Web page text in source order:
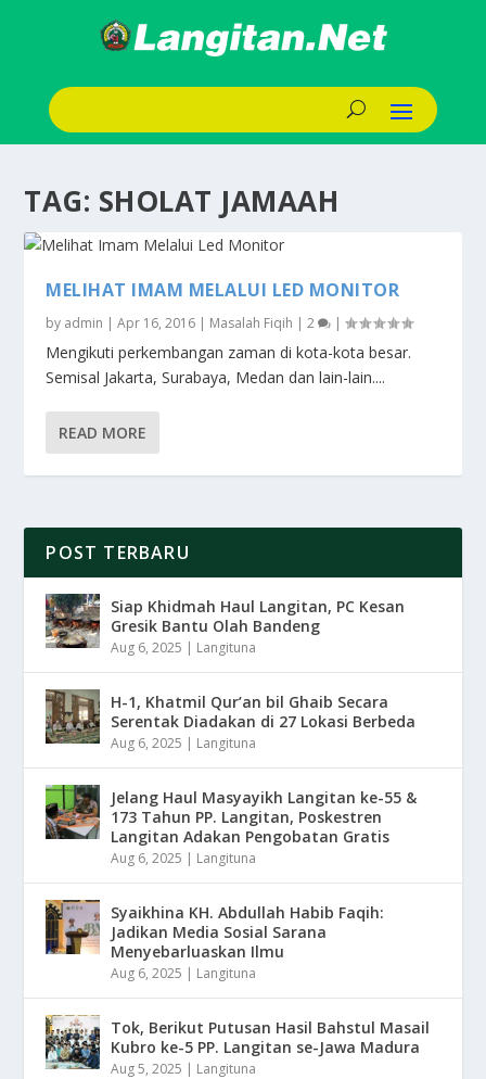
TAG: SHOLAT JAMAAH
MELIHAT IMAM MELALUI LED MONITOR
by admin |Apr 16, 2016 | Masalah Fiqih |2 |
Mengikuti perkembangan zaman di kota-kota besar.
Semisal Jakarta, Surabaya, Medan dan lain-lain....
READ MORE
POST TERBARU
Siap Khidmah Haul Langitan, PC Kesan
Gresik Bantu Olah Bandeng
Aug 6, 2025 | Langituna
H-1, Khatmil Qur’an bil Ghaib Secara
Serentak Diadakan di 27 Lokasi Berbeda
Aug 6, 2025 | Langituna
Jelang Haul Masyayikh Langitan ke-55 &
173 Tahun PP. Langitan, Poskestren
Langitan Adakan Pengobatan Gratis
Aug 6, 2025 | Langituna
Syaikhina KH. Abdullah Habib Faqih:
Jadikan Media Sosial Sarana
Menyebarluaskan Ilmu
Aug 6, 2025 | Langituna
Tok, Berikut Putusan Hasil Bahstul Masail
Kubro ke-5 PP. Langitan se-Jawa Madura
Aug 5, 2025 | Langituna